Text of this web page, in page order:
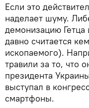
Если это
наделает шуму.
демонизацию
давно считается
ископаемого).
травили за то, что
президента
выступал в
смартфоны.